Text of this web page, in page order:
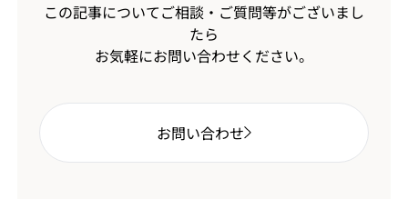
この記事についてご相談・ご質問等がございまし
たら
お気軽にお問い合わせください。
お問い合わせ